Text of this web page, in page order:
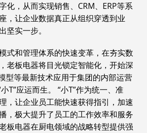
化，从而实现销售、CRM、ERP等系
，让企业数据真正从组织穿透到业
坚实一步。
式和管理体系的快速变革，在夯实数
老板电器将目光锁定智能化，开始深
型等最新技术应用于集团的内部运营
T”应运而生。 “小T”作为统一、准
，让企业员工能快速获得指引，加速
，极大提升了员工的工作效率和服务
板电器在厨电领域的战略转型提供强